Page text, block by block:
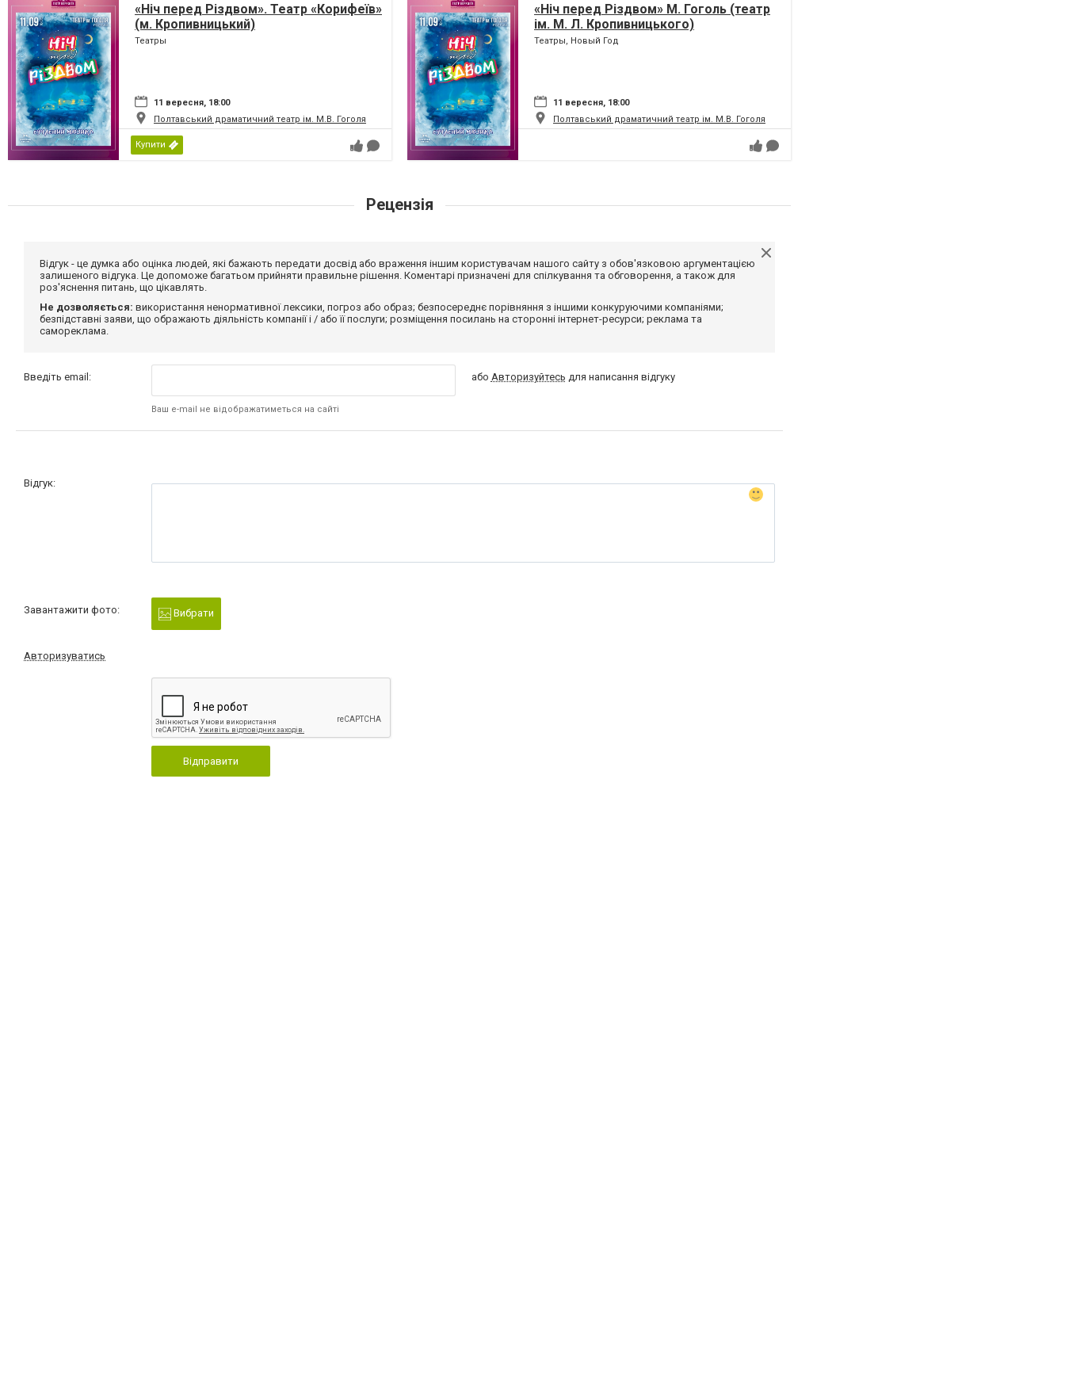
«Ніч перед Різдвом». Театр «Корифеїв»
(м. Кропивницький)
Театры
11 вересня, 18:00
Полтавський драматичний театр ім. М.В. Гоголя
Купити
«Ніч перед Різдвом» М. Гоголь (театр
ім. М. Л. Кропивницького)
Театры, Новый Год
11 вересня, 18:00
Полтавський драматичний театр ім. М.В. Гоголя
Рецензія
Відгук - це думка або оцінка людей, які бажають передати досвід або враження іншим користувачам нашого сайту з обов'язковою аргументацією
залишеного відгука. Це допоможе багатьом прийняти правильне рішення. Коментарі призначені для спілкування та обговорення, а також для
роз'яснення питань, що цікавлять.
Не дозволяється: використання ненормативної лексики, погроз або образ; безпосереднє порівняння з іншими конкуруючими компаніями;
безпідставні заяви, що ображають діяльність компанії і / або її послуги; розміщення посилань на сторонні інтернет-ресурси; реклама та
самореклама.
Введіть email:
Ваш e-mail не відображатиметься на сайті
або Авторизуйтесь для написання відгуку
Відгук:
Завантажити фото: Вибрати
Авторизуватись
Відправити